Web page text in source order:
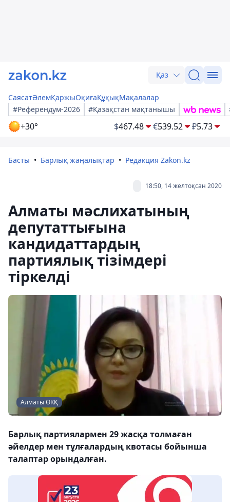
Қаз
СаясатӘлемҚаржыОқиғаҚұқықМақалалар
#Референдум-2026
#Қазақстан мақтанышы
+30° $467.48 €539.52 ₽5.73
Басты Барлық жаңалықтар Редакция Zakon.kz
18:50, 14 желтоқсан 2020
Алматы мәслихатының
депутаттығына
кандидаттардың
партиялық тізімдері
тіркелді
Алматы ӨКҚ
Барлық партиялармен 29 жасқа толмаған
әйелдер мен тұлғалардың квотасы бойынша
талаптар орындалған.